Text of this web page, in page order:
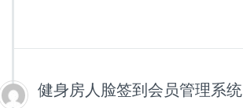
健身房人脸签到会员管理系统